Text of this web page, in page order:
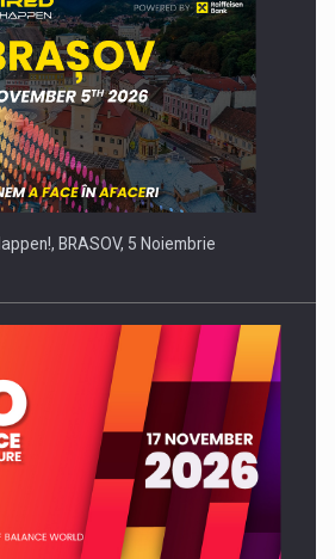
BRASOV, 5 Noiembrie